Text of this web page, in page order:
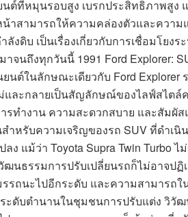
ต์ที่หมุนรอบสูง เบรกประสิทธิภาพสูง
าสามารถให้ความคล่องตัวและควา
ดิบ เป็นเรื่องเกี่ยวกับการเชื่อมโยงร
จนถึงทุกวันนี้ 1991 Ford Explorer:
ต์ในลักษณะเดียวกับ Ford Explorer
ละกลายเป็นสัญลักษณ์ของไลฟ์สไตล์
ทำงาน ความสะดวกสบาย และสัมผั
ำหรับความเจริญของรถ SUV ที่ดำเ
ง แม้ว่า Toyota Supra Twin Turbo ไ
นธรรมการปรับเปลี่ยนรถก็ไม่อาจปฏิ
รถนะไปอีกระดับ และความสามารถ
ะดับตำนานในชุมชนการปรับแต่ง วิวั